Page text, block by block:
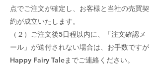
点でご注文が確定し、お客様と当社の売買契
約が成立いたします。
（２）ご注文後5日程以内に、「注文確認メ
ール」が送付されない場合は、お手数ですが
Happy Fairy Taleまでご連絡ください。